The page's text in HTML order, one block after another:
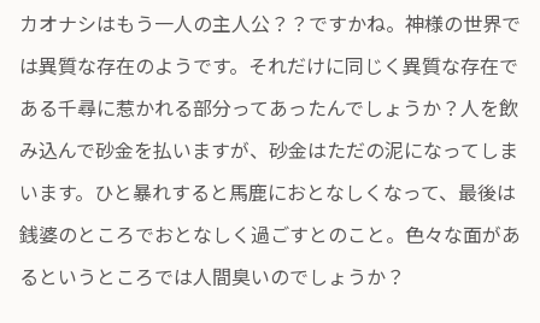
カオナシはもう一人の主人公？？ですかね。神様の世界で
は異質な存在のようです。それだけに同じく異質な存在で
ある千尋に惹かれる部分ってあったんでしょうか？人を飲
み込んで砂金を払いますが、砂金はただの泥になってしま
います。ひと暴れすると馬鹿におとなしくなって、最後は
銭婆のところでおとなしく過ごすとのこと。色々な面があ
るというところでは人間臭いのでしょうか？